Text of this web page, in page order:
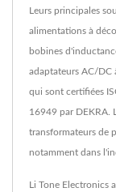
Leurs principales
alimentations à
bobines
adaptateurs AC/DC
qui sont certifiées
16949 par DEKRA.
transformateurs de
notamment dans
Li Tone Electronics